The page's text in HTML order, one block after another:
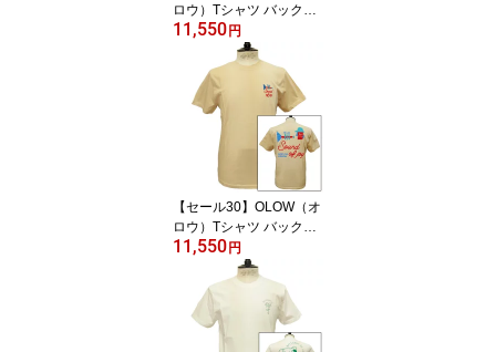
ロウ）Tシャツ バックプ
リント 花とロゴのイラス
ト OL612002-12 ベージ
ュxブラウン オーガニッ
クコットン100% ゆった
りシルエット【フロリア
ン・ガロウ】
11,550 円
【セール30】OLOW（オ
ロウ）Tシャツ バックグ
ラフィック 楽器・音楽の
イラスト OL612002-11
ベージュ オーガニックコ
ットン100% 【ケイト・
マクエニフ】
11,550 円